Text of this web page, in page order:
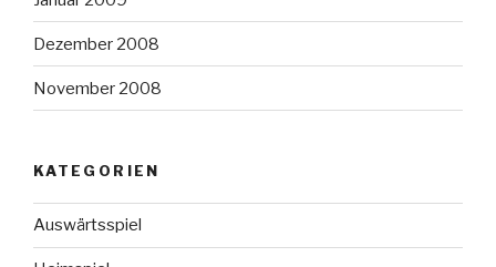
Dezember 2008
November 2008
KATEGORIEN
Auswärtsspiel